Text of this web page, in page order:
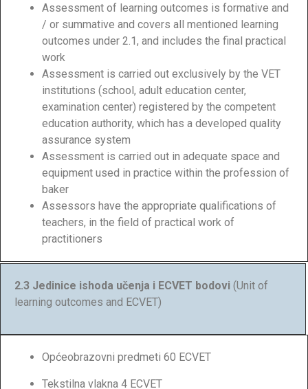
Assessment of learning outcomes is formative and
/ or summative and covers all mentioned learning
outcomes under 2.1, and includes the final practical
work
Assessment is carried out exclusively by the VET
institutions (school, adult education center,
examination center) registered by the competent
education authority, which has a developed quality
assurance system
Assessment is carried out in adequate space and
equipment used in practice within the profession of
baker
Assessors have the appropriate qualifications of
teachers, in the field of practical work of
practitioners
2.3 Jedinice ishoda učenja i ECVET bodovi (Unit of
learning outcomes and ECVET)
Općeobrazovni predmeti 60 ECVET
Tekstilna vlakna 4 ECVET